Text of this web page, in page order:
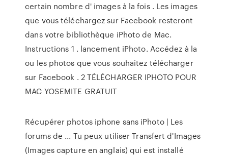
certain nombre d' images à la fois . Les images
que vous téléchargez sur Facebook resteront
dans votre bibliothèque iPhoto de Mac.
Instructions 1 . lancement iPhoto. Accédez à la
ou les photos que vous souhaitez télécharger
sur Facebook . 2 TÉLÉCHARGER IPHOTO POUR
MAC YOSEMITE GRATUIT
Récupérer photos iphone sans iPhoto | Les
forums de ... Tu peux utiliser Transfert d'Images
(Images capture en anglais) qui est installé